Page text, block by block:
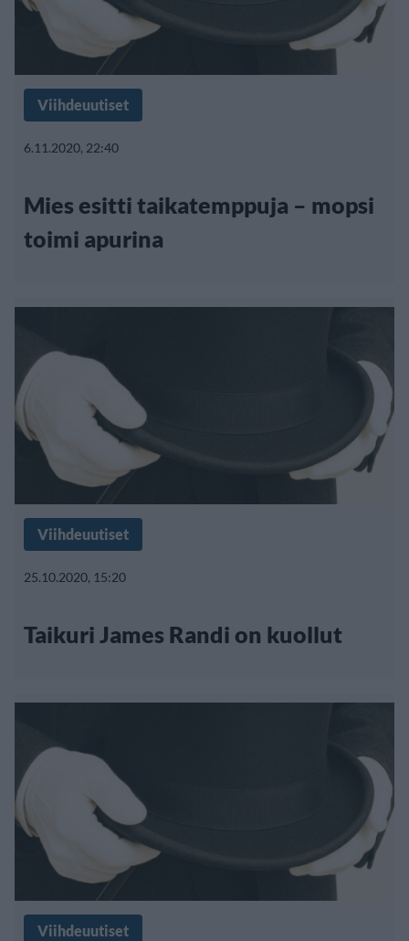
Viihdeuutiset
6.11.2020, 22:40
Mies esitti taikatemppuja – mopsi
toimi apurina
Viihdeuutiset
25.10.2020, 15:20
Taikuri James Randi on kuollut
Viihdeuutiset